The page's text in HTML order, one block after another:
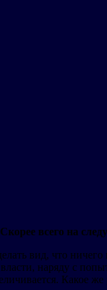
всего на
вид, что
наряду с
Какое